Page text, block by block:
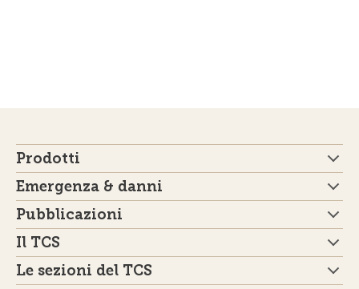
Prodotti
Emergenza & danni
Pubblicazioni
Il TCS
Le sezioni del TCS